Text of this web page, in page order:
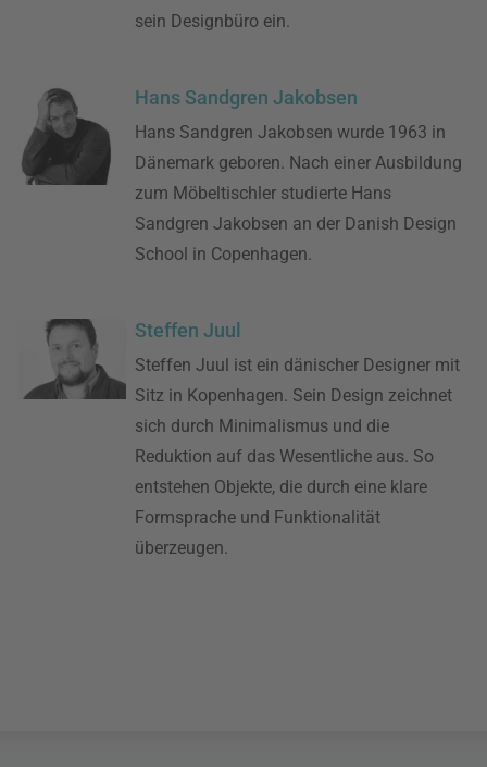
sein Designbüro ein.
Hans Sandgren Jakobsen
Hans Sandgren Jakobsen wurde 1963 in
Dänemark geboren. Nach einer Ausbildung
zum Möbeltischler studierte Hans
Sandgren Jakobsen an der Danish Design
School in Copenhagen.
Steffen Juul
Steffen Juul ist ein dänischer Designer mit
Sitz in Kopenhagen. Sein Design zeichnet
sich durch Minimalismus und die
Reduktion auf das Wesentliche aus. So
entstehen Objekte, die durch eine klare
Formsprache und Funktionalität
überzeugen.